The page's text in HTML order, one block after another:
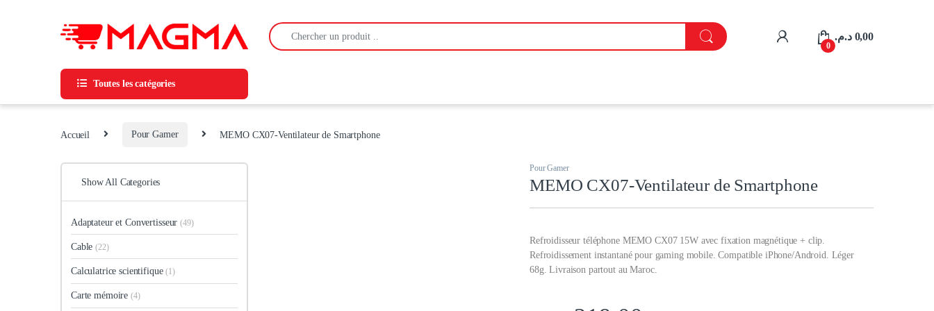
Search for:
My Account
0
0,00 د.م.
Toutes les catégories
Accueil Pour Gamer MEMO CX07-Ventilateur de Smartphone
Pour Gamer
MEMO CX07-Ventilateur de Smartphone
Refroidisseur téléphone MEMO CX07 15W avec fixation magnétique + clip.
Refroidissement instantané pour gaming mobile. Compatible iPhone/Android. Léger
68g. Livraison partout au Maroc.
Show All Categories
Adaptateur et Convertisseur(49)
Cable(22)
Calculatrice scientifique(1)
Carte mémoire(4)